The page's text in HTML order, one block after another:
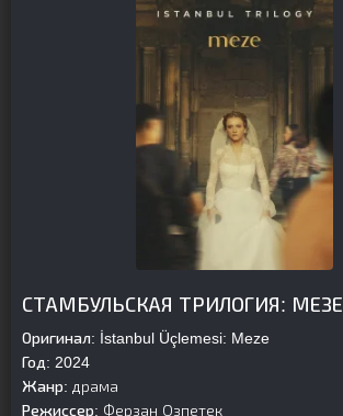
СТАМБУЛЬСКАЯ ТРИЛОГИЯ: МЕЗЕ
Оригинал: İstanbul Üçlemesi: Meze
Год: 2024
Жанр: драма
Режиссер: Ферзан Озпетек